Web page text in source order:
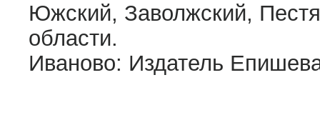
Южский, Заволжский,
области.
Иваново: Издатель